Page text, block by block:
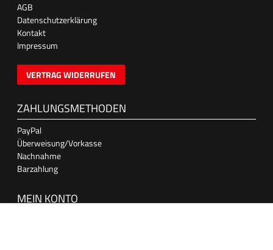
AGB
Datenschutzerklärung
Kontakt
Impressum
VERTRAG WIDERRUFEN
ZAHLUNGSMETHODEN
PayPal
Überweisung/Vorkasse
Nachnahme
Barzahlung
MEIN KONTO